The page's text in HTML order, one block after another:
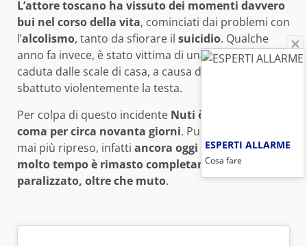
L’attore toscano ha vissuto dei momenti davvero
bui nel corso della vita, cominciati dai problemi con
l’alcolismo, tanto da sfiorare il suicidio. Qualche
anno fa invece, è stato vittima di una rocambolesca
caduta dalle scale di casa, a causa della quale ha
sbattuto violentemente la testa.
Per colpa di questo incidente Nuti è entrato in
coma per circa novanta giorni. Purtroppo non si è
mai più ripreso, infatti ancora oggi a distanza di
molto tempo è rimasto completamente
paralizzato, oltre che muto.
ESPERTI ALLARME
Cosa fare